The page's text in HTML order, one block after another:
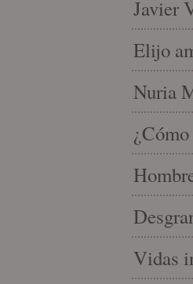
Javier
Elijo
Nuria
Vidas